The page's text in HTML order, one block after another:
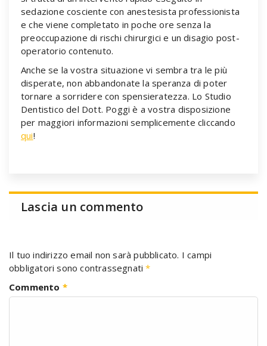
sedazione cosciente con anestesista professionista
e che viene completato in poche ore senza la
preoccupazione di rischi chirurgici e un disagio post-
operatorio contenuto.
Anche se la vostra situazione vi sembra tra le più
disperate, non abbandonate la speranza di poter
tornare a sorridere con spensieratezza. Lo Studio
Dentistico del Dott. Poggi è a vostra disposizione
per maggiori informazioni semplicemente cliccando
qui!
Lascia un commento
Il tuo indirizzo email non sarà pubblicato. I campi
obbligatori sono contrassegnati*
Commento *